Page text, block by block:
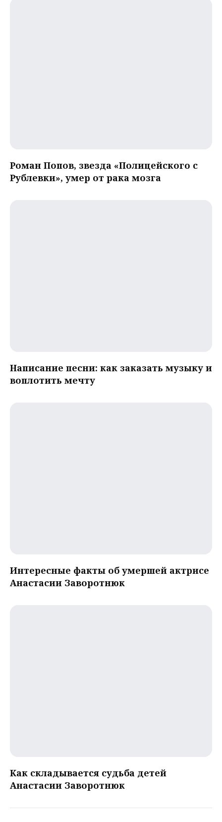
Роман Попов, звезда «Полицейского с
Рублевки», умер от рака мозга
Написание песни: как заказать музыку и
воплотить мечту
Интересные факты об умершей актрисе
Анастасии Заворотнюк
Как складывается судьба детей
Анастасии Заворотнюк